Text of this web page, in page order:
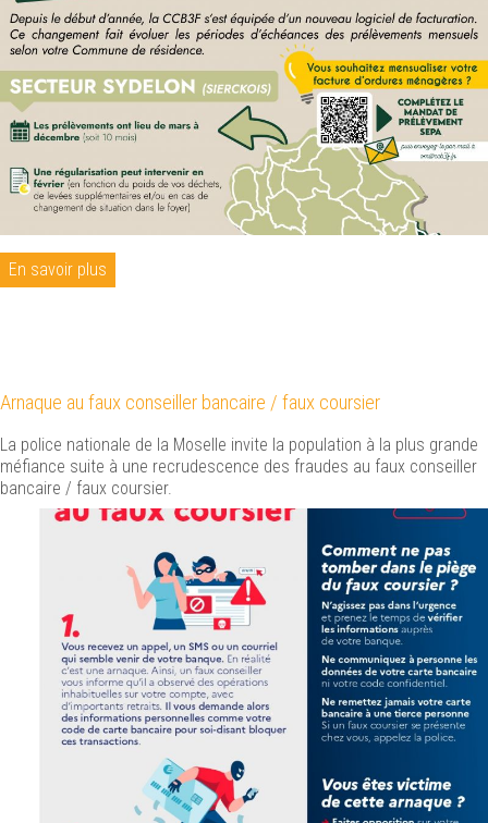
En savoir plus
Arnaque au faux conseiller bancaire / faux coursier
La police nationale de la Moselle invite la population à la plus grande
méfiance suite à une recrudescence des fraudes au faux conseiller
bancaire / faux coursier.